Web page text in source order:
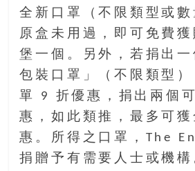
全新口罩（不限類型或數
原盒未用過，即可免費
堡一個。另外，若捐出
包裝口罩」（不限類型
單 9 折優惠，捐出兩個
惠，如此類推，最多可
惠。所得之口罩，The
捐贈予有需要人士或機構